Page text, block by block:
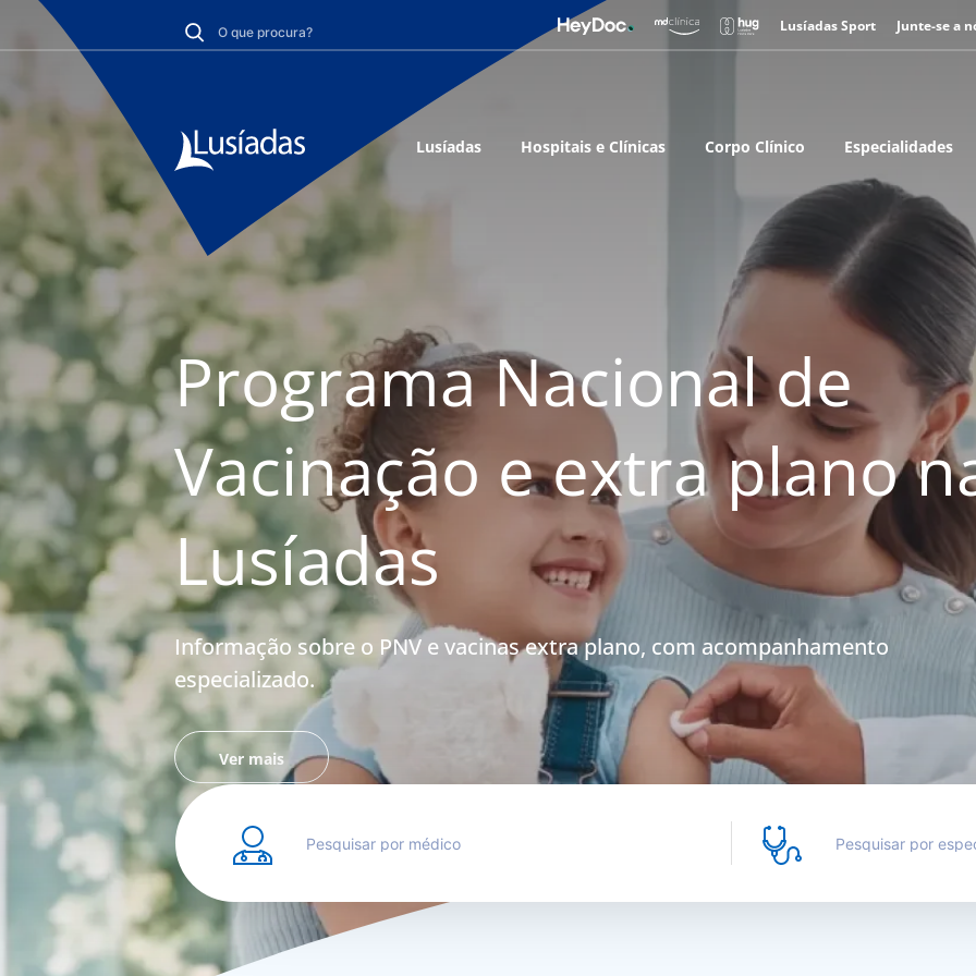
Lusíadas Sport Junte-se a
Lusíadas Hospitais e Clínicas Corpo Clínico Especialidades
Programa Nacional de
Vacinação e extra plano
Lusíadas
Informação sobre o PNV e vacinas extra plano, com acompanhamento
especializado.
Ver mais